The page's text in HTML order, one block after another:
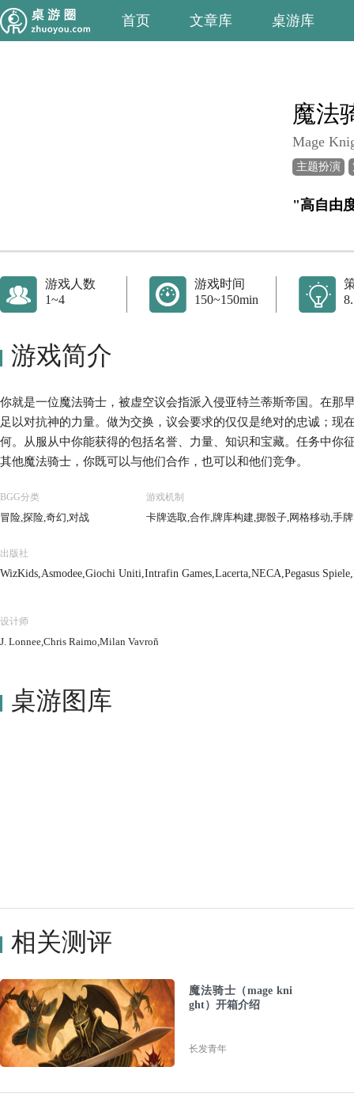
首页 文章库 桌游库
魔法
Mage
主题扮演
"高自由
游戏人数
1~4
游戏时间
150~150min
游戏简介
你就是一位魔法骑士，被虚空议会指派入侵亚特兰蒂斯帝国。在那
足以对抗神的力量。做为交换，议会要求的仅仅是绝对的忠诚；现
何。从服从中你能获得的包括名誉、力量、知识和宝藏。任务中你
其他魔法骑士，你既可以与他们合作，也可以和他们竞争。
BGG分类
冒险,探险,奇幻,对战
游戏机制
卡牌选取,合作,牌库构建,掷骰子,网格移动,手
出版社
WizKids,Asmodee,Giochi Uniti,Intrafin Games,Lacerta,NECA,Pegasus
设计师
J. Lonnee,Chris Raimo,Milan Vavroň
桌游图库
相关测评
魔法骑士（mage kni
ght）开箱介绍
长发青年